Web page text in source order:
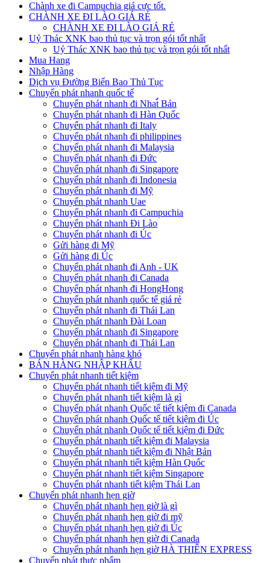
Chành xe đi Campuchia giá cực tốt.
CHÀNH XE ĐI LÀO GIÁ RẺ
CHÀNH XE ĐI LÀO GIÁ RẺ
Uỷ Thác XNK bao thủ tục và trọn gói tốt nhất
Uỷ Thác XNK bao thủ tục và trọn gói tốt nhất
Mua Hang
Nhập Hàng
Dịch vụ Đường Biển Bao Thủ Tục
Chuyển phát nhanh quốc tế
Chuyển phát nhanh đi Nhat̉̀ Bản
Chuyển phát nhanh đi Hàn Quốc
Chuyển phát nhanh đi Italy
Chuyển phát nhanh đi philippines
Chuyển phát nhanh đi Malaysia
Chuyển phát nhanh đi Đức
Chuyển phát nhanh đi Singapore
Chuyển phát nhanh đi Indonesia
Chuyển phát nhanh đi Mỹ
Chuyển phát nhanh Uae
Chuyển phát nhanh đi Campuchia
Chuyển phát nhanh Đi Lào
Chuyển phát nhanh đi Úc
Gửi hàng đi Mỹ
Gửi hàng đi Úc
Chuyển phát nhanh đi Anh - UK
Chuyển phát nhanh đi Canada
Chuyển phát nhanh đi HongHong
Chuyển phát nhanh quốc tế giá rẻ
Chuyển phát nhanh đi Thái Lan
Chuyển phát nhanh Đài Loan
Chuyển phát nhanh đi Singapore
Chuyển phát nhanh đi Thái Lan
Chuyển phát nhanh hàng khó
BÁN HÀNG NHẬP KHẨU
Chuyển phát nhanh tiết kiệm
Chuyển phát nhanh tiết kiệm đi Mỹ
Chuyển phát nhanh tiết kiệm là gì
Chuyển phát nhanh Quốc tế tiết kiệm đi Canada
Chuyển phát nhanh Quốc tế tiết kiệm đi Úc
Chuyển phát nhanh Quốc tế tiết kiệm đi Đức
Chuyển phát nhanh tiết kiệm đi Malaysia
Chuyển phát nhanh tiết kiệm đi Nhật Bản
Chuyển phát nhanh tiết kiệm Hàn Quốc
Chuyển phát nhanh tiết kiệm Singapore
Chuyển phát nhanh tiết kiệm Thái Lan
Chuyển phát nhanh hẹn giờ
Chuyển phát nhanh hẹn giờ là gì
Chuyển phát nhanh hẹn giờ đi mỹ
Chuyển phát nhanh hẹn giờ đi Úc
Chuyển phát nhanh hẹn giờ đi Canada
Chuyển phát nhanh hẹn giờ HÀ THIÊN EXPRESS
Chuyển phát thực phẩm